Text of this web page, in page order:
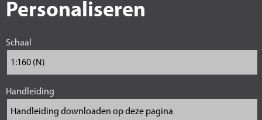
Personaliseren
Schaal
Handleiding